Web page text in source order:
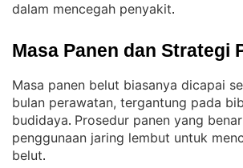
dalam mencegah penyakit.
Masa Panen dan Strategi
Masa panen belut biasanya dicapai
bulan perawatan, tergantung pada
budidaya. Prosedur panen yang
penggunaan jaring lembut untuk
belut.